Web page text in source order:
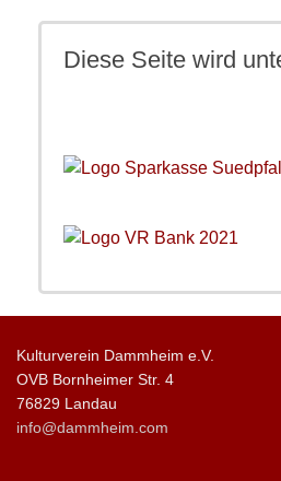
Diese Seite wird
Kulturverein Dammheim e.V.
OVB Bornheimer Str. 4
76829 Landau
info@dammheim.com